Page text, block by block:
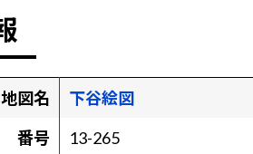
地図名
下谷絵図
番号
13-265